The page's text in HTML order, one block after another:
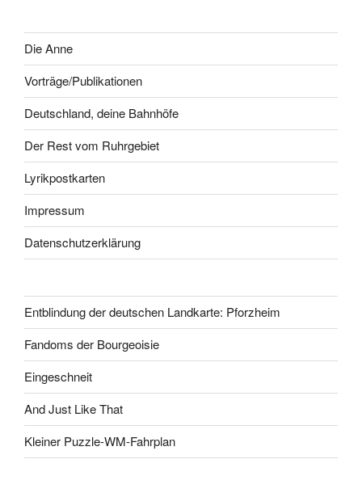
Die Anne
Vorträge/Publikationen
Deutschland, deine Bahnhöfe
Der Rest vom Ruhrgebiet
Lyrikpostkarten
Impressum
Datenschutzerklärung
Entblindung der deutschen Landkarte: Pforzheim
Fandoms der Bourgeoisie
Eingeschneit
And Just Like That
Kleiner Puzzle-WM-Fahrplan